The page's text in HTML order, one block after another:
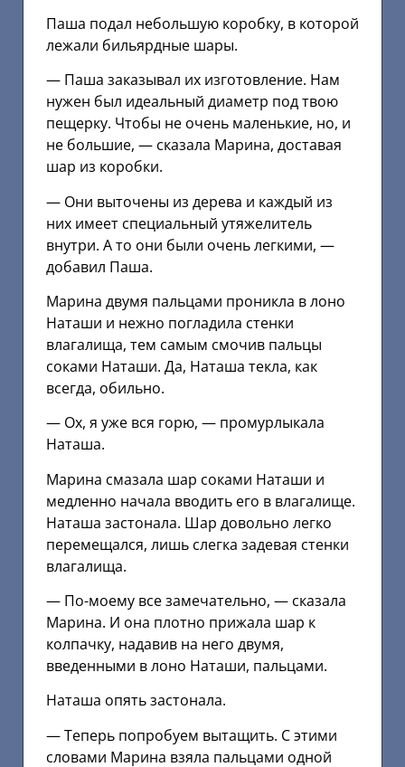
Паша подал небольшую коробку, в которой
лежали бильярдные шары.
— Паша заказывал их изготовление. Нам
нужен был идеальный диаметр под твою
пещерку. Чтобы не очень маленькие, но, и
не большие, — сказала Марина, доставая
шар из коробки.
— Они выточены из дерева и каждый из
них имеет специальный утяжелитель
внутри. А то они были очень легкими, —
добавил Паша.
Марина двумя пальцами проникла в лоно
Наташи и нежно погладила стенки
влагалища, тем самым смочив пальцы
соками Наташи. Да, Наташа текла, как
всегда, обильно.
— Ох, я уже вся горю, — промурлыкала
Наташа.
Марина смазала шар соками Наташи и
медленно начала вводить его в влагалище.
Наташа застонала. Шар довольно легко
перемещался, лишь слегка задевая стенки
влагалища.
— По-моему все замечательно, — сказала
Марина. И она плотно прижала шар к
колпачку, надавив на него двумя,
введенными в лоно Наташи, пальцами.
Наташа опять застонала.
— Теперь попробуем вытащить. С этими
словами Марина взяла пальцами одной